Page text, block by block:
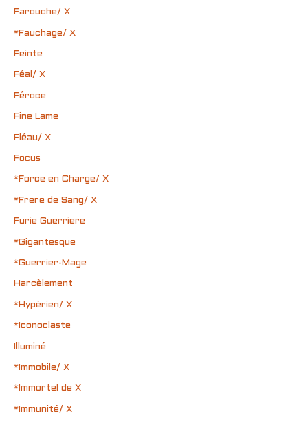
Farouche/ X
*Fauchage/ X
Feinte
Féal/ X
Féroce
Fine Lame
Fléau/ X
Focus
*Force en Charge/ X
*Frere de Sang/ X
Furie Guerriere
*Gigantesque
*Guerrier-Mage
Harcèlement
*Hypérien/ X
*Iconoclaste
Illuminé
*Immobile/ X
*Immortel de X
*Immunité/ X